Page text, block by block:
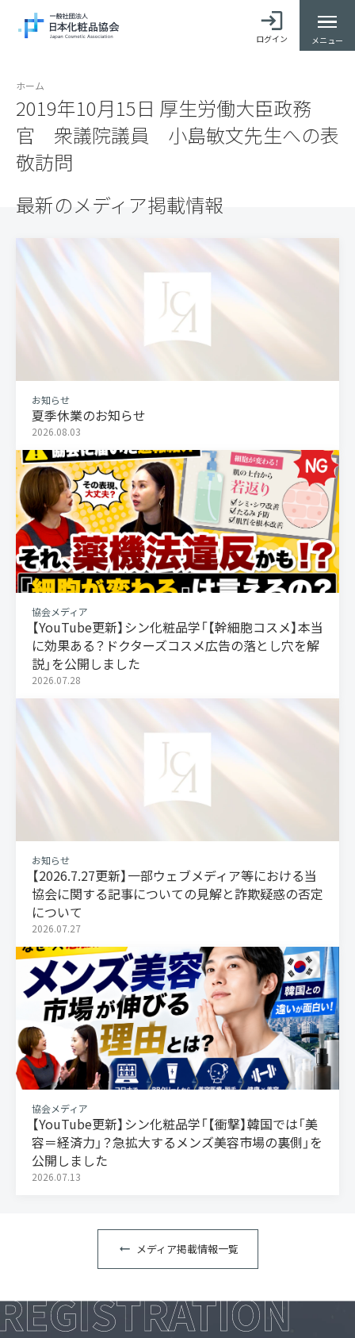
ログイン メニュー
ホーム
2019年10月15日 厚生労働大臣政務
官 衆議院議員 小島敏文先生への表
敬訪問
最新のメディア掲載情報
お知らせ
夏季休業のお知らせ
2026.08.03
協会メディア
【YouTube更新】シン化粧品学「【幹細胞コスメ】本当
に効果ある？ドクターズコスメ広告の落とし穴を解
説」を公開しました
2026.07.28
お知らせ
【2026.7.27更新】一部ウェブメディア等における当
協会に関する記事についての見解と詐欺疑惑の否定
について
2026.07.27
協会メディア
【YouTube更新】シン化粧品学「【衝撃】韓国では「美
容＝経済力」？急拡大するメンズ美容市場の裏側」を
公開しました
2026.07.13
メディア掲載情報一覧